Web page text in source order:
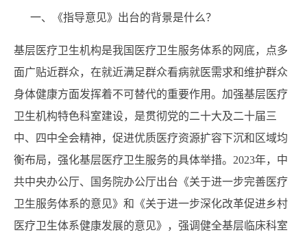
一、《指导意见》出台的背景是什么？
基层医疗卫生机构是我国医疗卫生服务体系的网底，点多
面广贴近群众，在就近满足群众看病就医需求和维护群众
身体健康方面发挥着不可替代的重要作用。加强基层医疗
卫生机构特色科室建设，是贯彻党的二十大及二十届三
中、四中全会精神，促进优质医疗资源扩容下沉和区域均
衡布局，强化基层医疗卫生服务的具体举措。2023年，中
共中央办公厅、国务院办公厅出台《关于进一步完善医疗
卫生服务体系的意见》和《关于进一步深化改革促进乡村
医疗卫生体系健康发展的意见》，强调健全基层临床科室